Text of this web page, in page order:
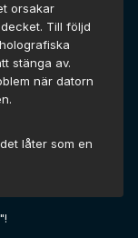
orsakar
Till följd
stänga av.
när datorn
låter som en